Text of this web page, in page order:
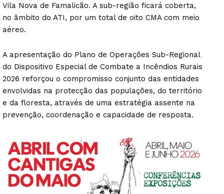
Vila Nova de Famalicão. A sub-região ficará coberta,
no âmbito do ATI, por um total de oito CMA com meio
aéreo.
A apresentação do Plano de Operações Sub-Regional
do Dispositivo Especial de Combate a Incêndios Rurais
2026 reforçou o compromisso conjunto das entidades
envolvidas na protecção das populações, do território
e da floresta, através de uma estratégia assente na
prevenção, coordenação e capacidade de resposta.